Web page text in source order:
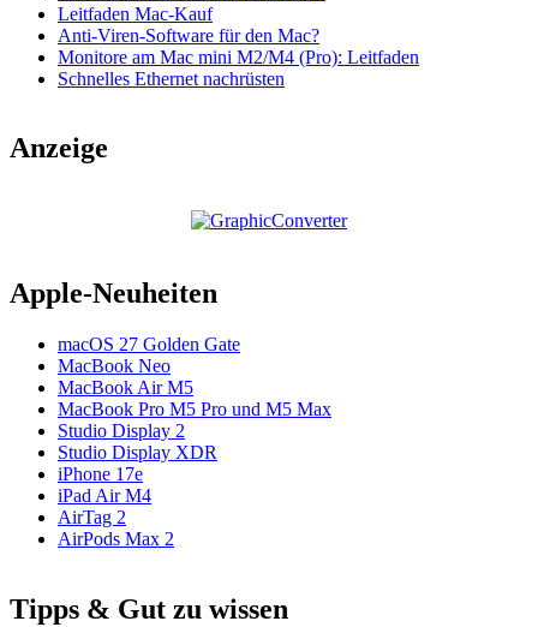
Leitfaden Mac-Kauf
Anti-Viren-Software für den Mac?
Monitore am Mac mini M2/M4 (Pro): Leitfaden
Schnelles Ethernet nachrüsten
Anzeige
Apple-Neuheiten
macOS 27 Golden Gate
MacBook Neo
MacBook Air M5
MacBook Pro M5 Pro und M5 Max
Studio Display 2
Studio Display XDR
iPhone 17e
iPad Air M4
AirTag 2
AirPods Max 2
Tipps & Gut zu wissen